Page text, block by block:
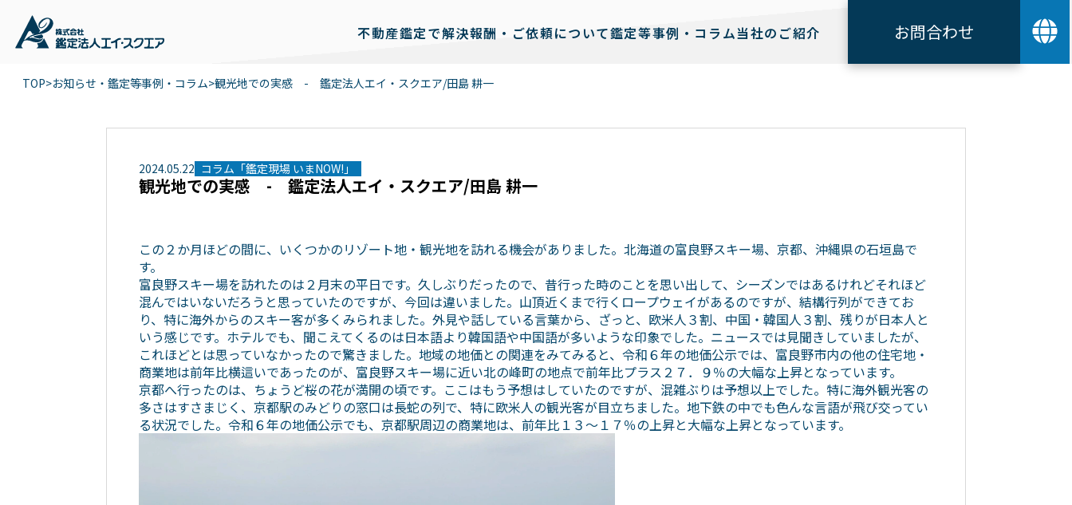
不動産鑑定で解決報酬・ご依頼について鑑定等事例・コラム当社のご紹介 お問合わせ
TOP>お知らせ・鑑定等事例・コラム>観光地での実感 - 鑑定法人エイ・スクエア/田島 耕一
2024.05.22 コラム「鑑定現場 いまNOW!」
観光地での実感 - 鑑定法人エイ・スクエア/田島 耕一
この２か月ほどの間に、いくつかのリゾート地・観光地を訪れる機会がありました。北海道の富良野スキー場、京都、沖縄県の石垣島で
す。
富良野スキー場を訪れたのは２月末の平日です。久しぶりだったので、昔行った時のことを思い出して、シーズンではあるけれどそれほど
混んではいないだろうと思っていたのですが、今回は違いました。山頂近くまで行くロープウェイがあるのですが、結構行列ができてお
り、特に海外からのスキー客が多くみられました。外見や話している言葉から、ざっと、欧米人３割、中国・韓国人３割、残りが日本人と
いう感じです。ホテルでも、聞こえてくるのは日本語より韓国語や中国語が多いような印象でした。ニュースでは見聞きしていましたが、
これほどとは思っていなかったので驚きました。地域の地価との関連をみてみると、令和６年の地価公示では、富良野市内の他の住宅地・
商業地は前年比横這いであったのが、富良野スキー場に近い北の峰町の地点で前年比プラス２７．９％の大幅な上昇となっています。
京都へ行ったのは、ちょうど桜の花が満開の頃です。ここはもう予想はしていたのですが、混雑ぶりは予想以上でした。特に海外観光客の
多さはすさまじく、京都駅のみどりの窓口は長蛇の列で、特に欧米人の観光客が目立ちました。地下鉄の中でも色んな言語が飛び交ってい
る状況でした。令和６年の地価公示でも、京都駅周辺の商業地は、前年比１３～１７％の上昇と大幅な上昇となっています。